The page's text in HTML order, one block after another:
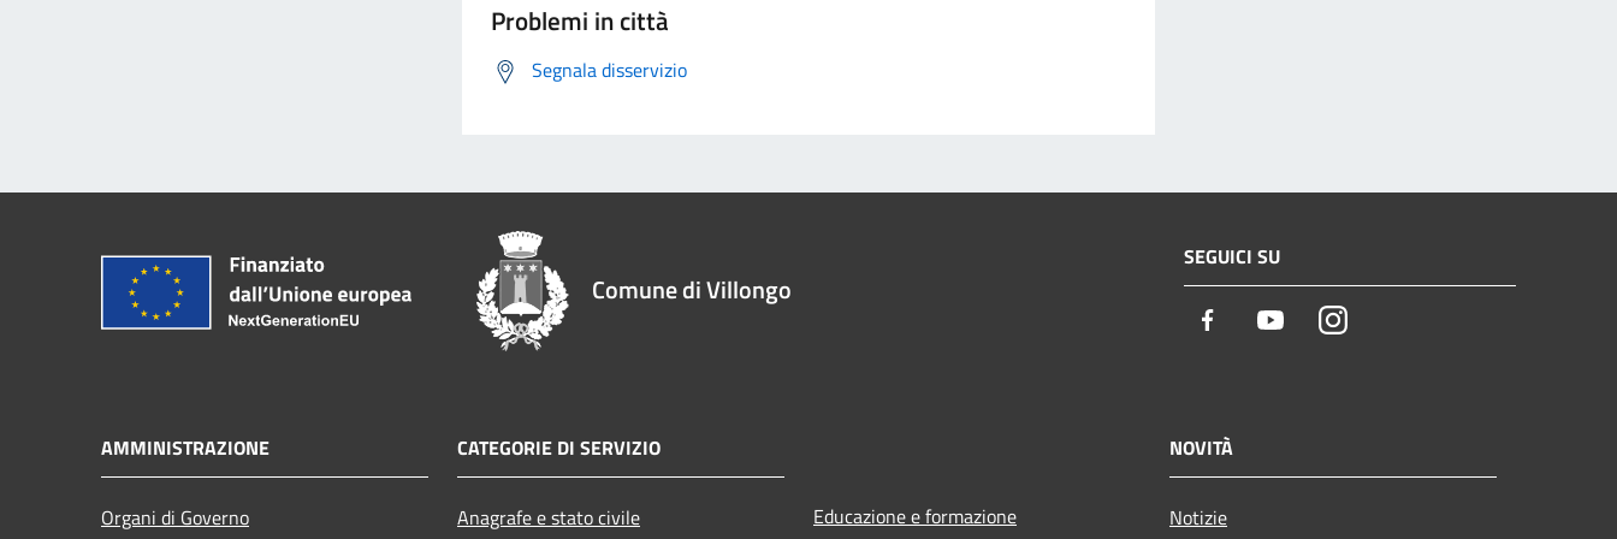
Problemi in città
Segnala disservizio
Comune di Villongo
SEGUICI SU
Facebook YoutubeInstagram
AMMINISTRAZIONE
Organi di Governo
CATEGORIE DI SERVIZIO
Anagrafe e stato civile
Educazione e formazione
NOVITÀ
Notizie